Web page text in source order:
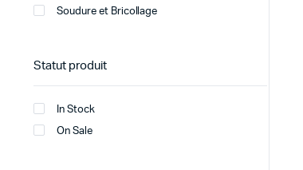
Soudure et Bricollage
Statut produit
In Stock
On Sale